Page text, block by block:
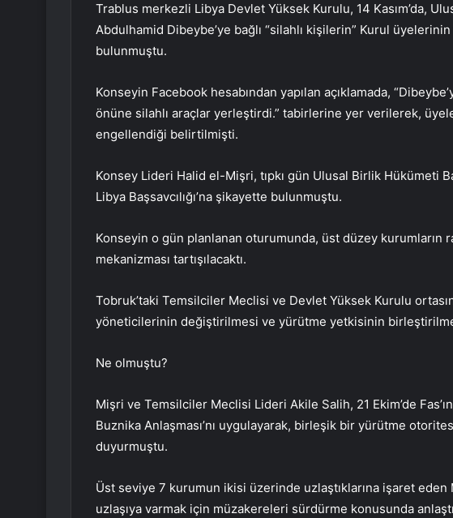
Trablus merkezli Libya Devlet Yüksek Kurulu, 14 Kasım’da,
Abdulhamid Dibeybe’ye bağlı “silahlı kişilerin” Kurul
bulunmuştu.
Konseyin Facebook hesabından yapılan açıklamada,
önüne silahlı araçlar yerleştirdi.” tabirlerine yer verilerek,
engellendiği belirtilmişti.
Konsey Lideri Halid el-Mişri, tıpkı gün Ulusal Birlik Hükümeti
Libya Başsavcılığı’na şikayette bulunmuştu.
Konseyin o gün planlanan oturumunda, üst düzey
mekanizması tartışılacaktı.
Tobruk’taki Temsilciler Meclisi ve Devlet Yüksek Kurulu
yöneticilerinin değiştirilmesi ve yürütme yetkisinin
Ne olmuştu?
Mişri ve Temsilciler Meclisi Lideri Akile Salih, 21 Ekim’de
Buznika Anlaşması’nı uygulayarak, birleşik bir yürütme
duyurmuştu.
Üst seviye 7 kurumun ikisi üzerinde uzlaştıklarına işaret eden
uzlaşıya varmak için müzakereleri sürdürme konusunda